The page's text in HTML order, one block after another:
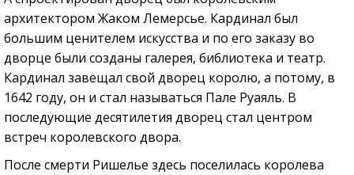
архитектором Жаком Лемерсье. Кардинал был
большим ценителем искусства и по его заказу во
дворце были созданы галерея, библиотека и театр.
Кардинал завещал свой дворец королю, а потому, в
1642 году, он и стал называться Пале Руаяль. В
последующие десятилетия дворец стал центром
встреч королевского двора.
После смерти Ришелье здесь поселилась королева